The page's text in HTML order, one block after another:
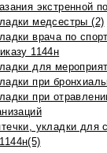
экстренной
медсестры (2)
врача по
1144н
для
при
при
укладки для